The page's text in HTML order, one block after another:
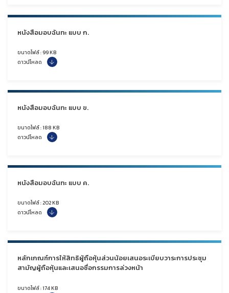
หนังสือมอบฉันทะ แบบ ก.
ขนาดไฟล์ : 99 KB
ดาวน์โหลด
หนังสือมอบฉันทะ แบบ ข.
ขนาดไฟล์ : 188 KB
ดาวน์โหลด
หนังสือมอบฉันทะ แบบ ค.
ขนาดไฟล์ : 202 KB
ดาวน์โหลด
หลักเกณฑ์การให้สิทธิผู้ถือหุ้นส่วนน้อยเสนอระเบียบวาระการประชุม
สามัญผู้ถือหุ้นและเสนอชื่อกรรมการล่วงหน้า
ขนาดไฟล์ : 174 KB